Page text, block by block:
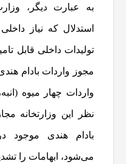
به عبارت دیگر،
استدلال که نیاز
تولیدات داخلی قابل
مجوز واردات بادام هندی
واردات چهار میوه
نظر این وزارتخانه
بادام هندی موجود
می‌شود، ابهامات را